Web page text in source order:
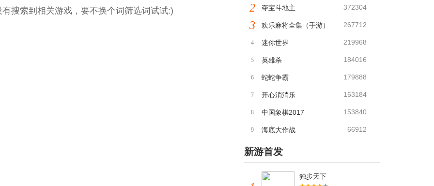
搜索到相关游戏，要不换个词筛选词试试:) 2 夺宝斗地主 372304
3 欢乐麻将全集（手游） 267712
4 迷你世界 219968
5 英雄杀 184016
6 蛇蛇争霸 179888
7 开心消消乐 163184
8 中国象棋2017 153840
9 海底大作战 66912
新游首发
独步天下